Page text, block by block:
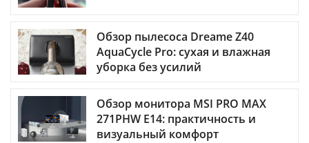
Обзор пылесоса Dreame Z40
AquaCycle Pro: сухая и влажная
уборка без усилий
Обзор монитора MSI PRO MAX
271PHW E14: практичность и
визуальный комфорт